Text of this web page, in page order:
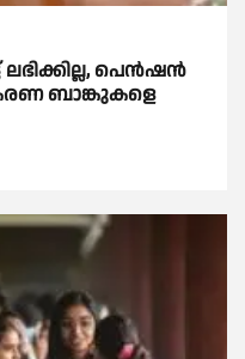
പെൻഷൻ
ബാങ്കുകളെ